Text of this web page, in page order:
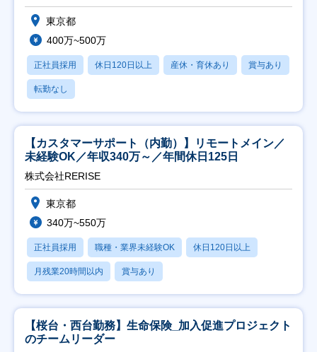
東京都
400万~500万
正社員採用 休日120日以上 産休・育休あり 賞与あり
転勤なし
【カスタマーサポート（内勤）】リモートメイン／
未経験OK／年収340万～／年間休日125日
株式会社RERISE
東京都
340万~550万
正社員採用 職種・業界未経験OK 休日120日以上
月残業20時間以内 賞与あり
【桜台・西台勤務】生命保険_加入促進プロジェクト
のチームリーダー